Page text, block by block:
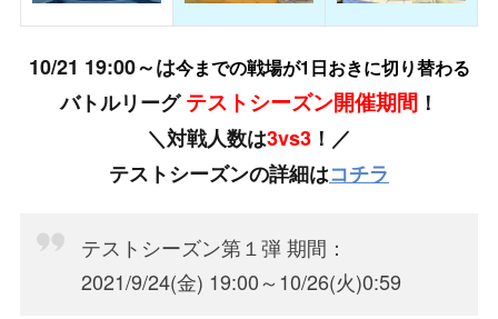
10/21 19:00～は今までの戦場が1日おきに切り替わる
バトルリーグテストシーズン開催期間 ！
＼対戦人数は3vs3 ！／
テストシーズンの詳細はコチラ
テストシーズン第１弾 期間：
2021/9/24(金) 19:00～10/26(火)0:59